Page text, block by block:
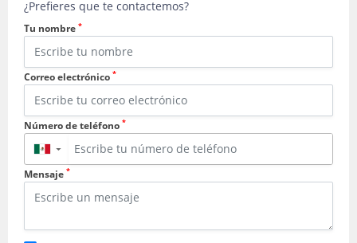
¿Prefieres que te contactemos?
Tu nombre *
Correo electrónico *
Número de teléfono *
▼
Mensaje *